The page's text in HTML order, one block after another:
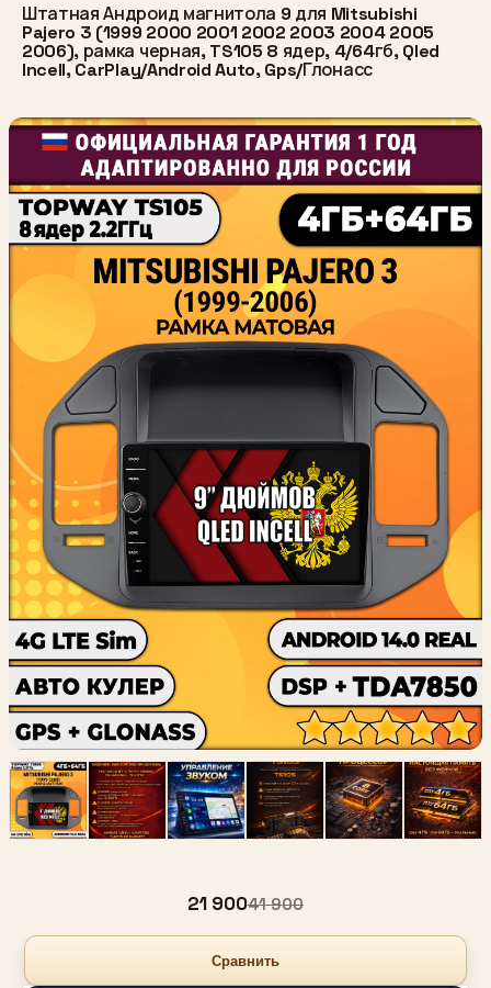
Штатная Андроид магнитола 9 для Mitsubishi
Pajero 3 (1999 2000 2001 2002 2003 2004 2005
2006), рамка черная, TS105 8 ядер, 4/64гб, Qled
Incell, CarPlay/Android Auto, Gps/Глонасс
21 90041 900
Сравнить